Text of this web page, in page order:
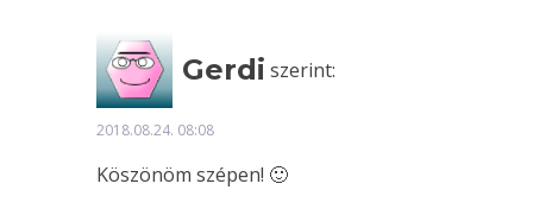
Gerdi szerint:
2018.08.24. 08:08
Köszönöm szépen! 🙂